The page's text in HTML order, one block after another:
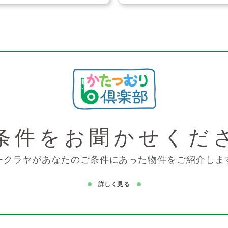
件を お聞かせくだ
クラヤがあなたのご条件にあった物件をご紹介しま
詳しく見る